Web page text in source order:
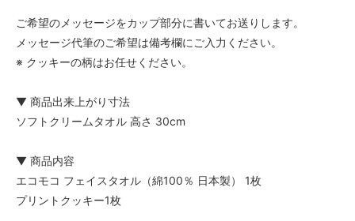
ご希望のメッセージをカップ部分に書いてお送りします。
メッセージ代筆のご希望は備考欄にご入力ください。
※ クッキーの柄はお任せください。
▼ 商品出来上がり寸法
ソフトクリームタオル 高さ 30cm
▼ 商品内容
エコモコ フェイスタオル（綿100％ 日本製） 1枚
プリントクッキー1枚